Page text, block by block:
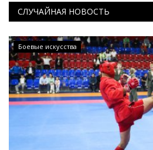
СЛУЧАЙНАЯ НОВОСТЬ